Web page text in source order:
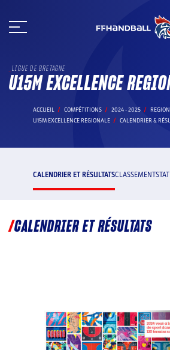
au
LIGUE DE BRETAGNE
U15M EXCELLENCE
ACCUEIL COMPÉTITIONS 2024 - 2025
U15M EXCELLENCE REGIONALE
CALENDRIER &
CALENDRIER ET RÉSULTATSCLASSEMENT
CALENDRIER ET RÉSULTATS